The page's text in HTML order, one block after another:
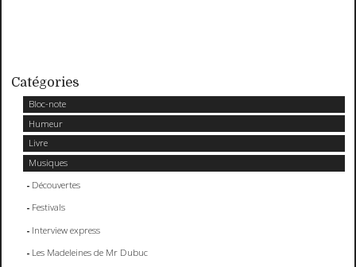
Catégories
Bloc-note
Humeur
Livre
Musiques
Découvertes
Festivals
Interview express
Les Madeleines de Mr Dubuc